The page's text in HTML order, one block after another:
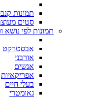
תמונות
סטים
תמונות לפי נושא
אבסטרקט
אורבני
אנשים
אפריקאיות
בעלי חיים
גאומטרי